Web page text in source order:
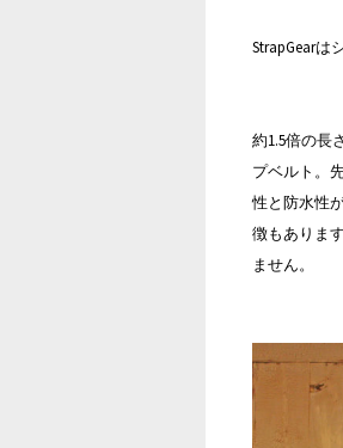
StrapGearは
約1.5倍の長
プベルト。
性と防水性
徴もありま
ません。